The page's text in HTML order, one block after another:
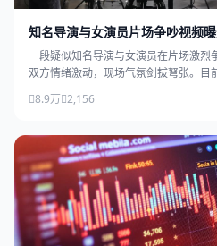
知名导演与女演员片场争吵视频
一段疑似知名导演与女演员在片场激烈
双方情绪激动，现场气氛剑拔弩张。目
8.9万 2,156